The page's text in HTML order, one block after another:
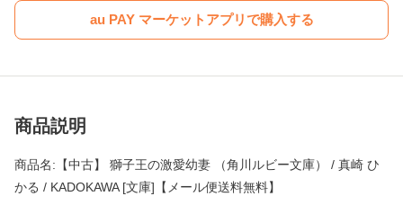
au PAY マーケットアプリで購入する
商品説明
商品名:【中古】 獅子王の激愛幼妻 （角川ルビー文庫） / 真崎 ひ
かる / KADOKAWA [文庫]【メール便送料無料】